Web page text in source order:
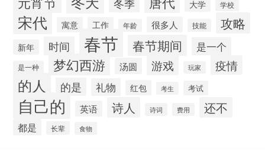
大学 学校
宋代 寓意 工作 年龄 很多人 技能 攻略
新年 时间 春节 春节期间 是一个
是一种 梦幻西游 汤圆 游戏 玩家 疫情
的人 的是 礼物 红包 考生 考试
自己的 英语 诗人 诗词 费用 还不
都是 长辈 食物